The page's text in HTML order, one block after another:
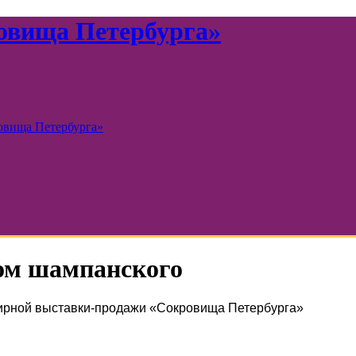
Петербурга»
шампанского
выставки-продажи «Сокровища Петербурга»